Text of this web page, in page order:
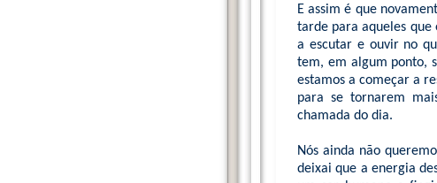
E assim é que
tarde para aqueles que
a escutar e ouvir no
tem, em algum ponto,
estamos a começar a
para se tornarem
chamada do dia.
Nós ainda não
deixai que a energia